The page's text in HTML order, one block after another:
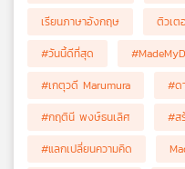
เรียนภาษาอังกฤษ
ติวเต
#วันนี้ดีที่สุด
#เกตุวดี Marumura
#ด
#กฤตินี พงษ์ธนเลิศ
#ส
#แลกเปลี่ยนความคิด